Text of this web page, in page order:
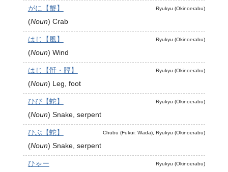
Ryukyu (Okinoerabu)
がに【蟹】
(Noun) Crab
Ryukyu (Okinoerabu)
はじ【風】
(Noun) Wind
Ryukyu (Okinoerabu)
はじ【骭・脛】
(Noun) Leg, foot
Ryukyu (Okinoerabu)
ひび【蛇】
(Noun) Snake, serpent
Chubu (Fukui: Wada), Ryukyu (Okinoerabu)
ひぶ【蛇】
(Noun) Snake, serpent
Ryukyu (Okinoerabu)
ひゃー